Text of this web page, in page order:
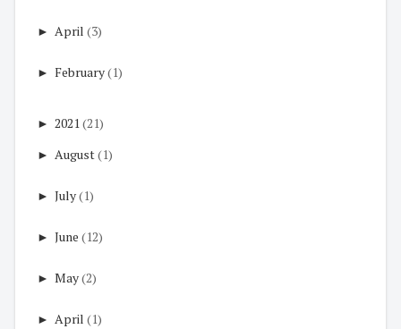
► April (3)
► February(1)
► 2021 (21)
► August(1)
► July(1)
► June (12)
► May(2)
► April (1)